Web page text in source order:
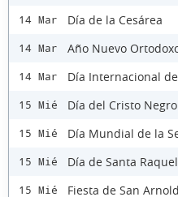
14 Mar Día de la Cesárea
14 Mar Año Nuevo
14 Mar Día Internacional
15 Mié Día del Cristo
15 Mié Día Mundial de la
15 Mié Día de Santa Raquel
15 Mié Fiesta de San